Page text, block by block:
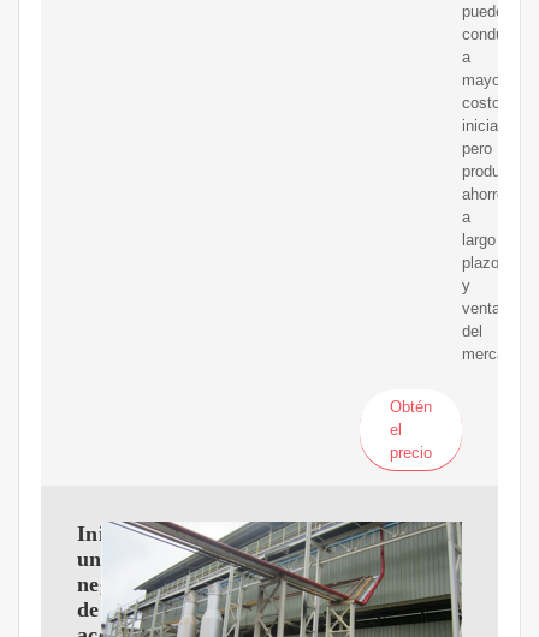
pueden
conducir
a
mayores
costos
iniciales,
pero
producen
ahorros
a
largo
plazo
y
ventajas
del
mercado.
Obtén
el
precio
Iniciar
un
negocio
de